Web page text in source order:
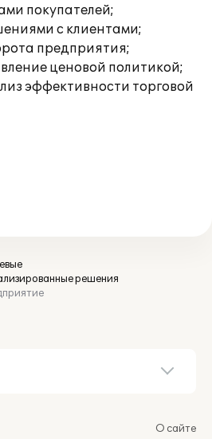
покупателей;
с клиентами;
предприятия;
ценовой политикой;
эффективности торговой
решения
О сайте